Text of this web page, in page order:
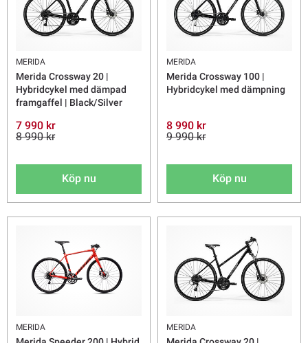
MERIDA
Merida Crossway 20 |
Hybridcykel med dämpad
framgaffel | Black/Silver
7 990 kr
8 990 kr
Köp nu
MERIDA
Merida Crossway 100 |
Hybridcykel med dämpning
8 990 kr
9 990 kr
Köp nu
MERIDA MERIDA